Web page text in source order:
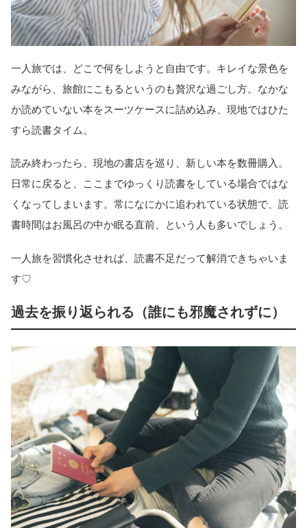
一人旅では、どこで何をしようと自由です。キレイな景色を
みながら、旅館にこもるというのも贅沢な過ごし方。なかな
か読めていない本をスーツケースに詰め込み、現地ではひた
すら読書タイム。
読み終わったら、現地の書店を巡り、新しい本を数冊購入。
日常に戻ると、ここまでゆっくり読書をしている場合ではな
くなってしまいます。常になにかに追われている状態で、読
書時間はお風呂の中か眠る直前、という人も多いでしょう。
一人旅を習慣化させれば、読書不足だって解消できちゃいま
す♡
過去を振り返られる（誰にも邪魔されずに）